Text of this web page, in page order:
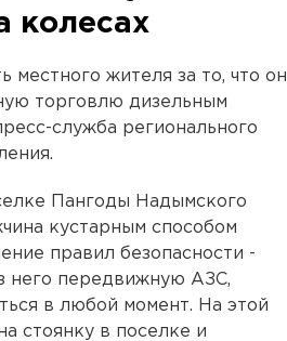
колесах
местного жителя за то, что он
торговлю дизельным
служба регионального
Пангоды Надымского
кустарным способом
правил безопасности -
него передвижную АЗС,
в любой момент. На этой
стоянку в поселке и